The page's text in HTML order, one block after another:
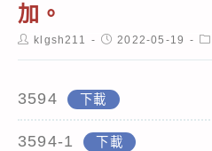
加。
Postklgsh211
Post2022-05-19
3594 下載
3594-1 下載